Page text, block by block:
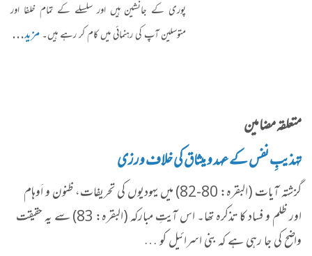
پوری کے جانشین ہیں اور سلسلے کے تمام خلفا اور
متوسلین آپ کی رہنمائی میں کام کر رہے ہیں۔مزید...
متعلقہ مضامین
تہذیبِ نفس کے عہد و میثاق کی خلاف ورزی
گزشتہ آیات (البقرہ: 80-82) میں یہودیوں کی تحریفات، ظنون و اَوہام
اور ظلم و فساد کا تذکرہ تھا۔ اس آیتِ مبارکہ (البقرہ: 83) سے یہ حقیقت
واضح کی جا رہی ہے کہ بنی اسرائیل کو …